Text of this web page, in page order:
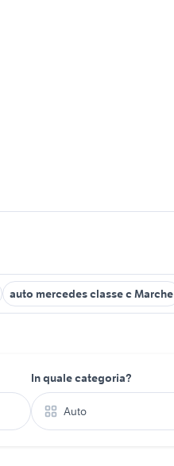
auto mercedes classe c Marche
In quale categoria?
Auto